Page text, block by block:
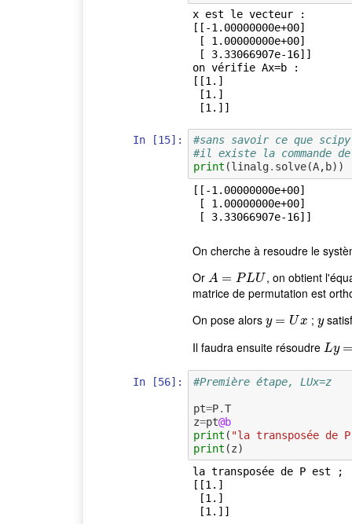
x est le vecteur :
[[-1.00000000e+00]
on vérifie Ax=b :
[[1.]
In [15]:
#sans savoir ce que
#il existe la commande
print (linalg. solve(A, b))
[[-1.00000000e+00]
On cherche à resoudre le
Or A = PLU
A= PL U
, on obtient
matrice de permutation est
On pose alors y = Ux
y=U x ;y
y
Il faudra ensuite résoudre Ly
Ly= z
In [56]: #Première étape, LUx=z
pt=P.T
z=pt@b
print ( "la transposée de
print (z)
la transposée de P est ;
[[1.]